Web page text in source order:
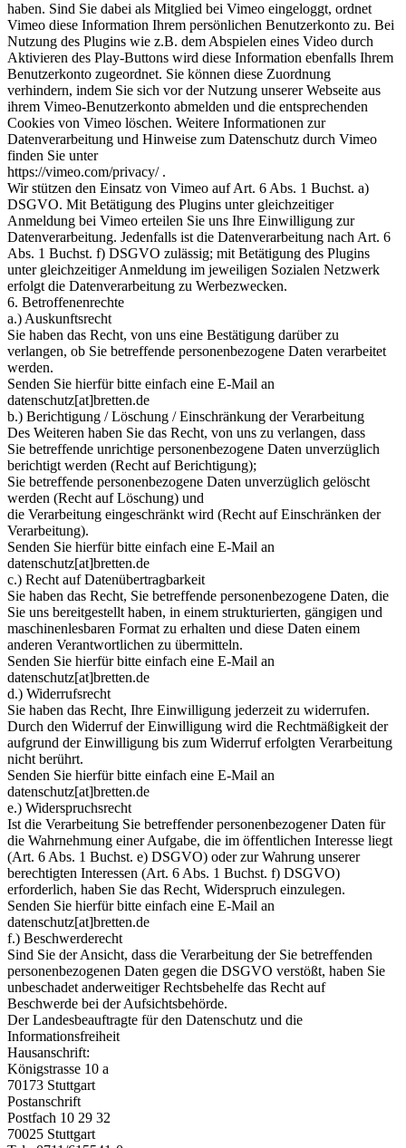
haben. Sind Sie dabei als Mitglied bei Vimeo eingeloggt, ordnet
Vimeo diese Information Ihrem persönlichen Benutzerkonto zu. Bei
Nutzung des Plugins wie z.B. dem Abspielen eines Video durch
Aktivieren des Play-Buttons wird diese Information ebenfalls Ihrem
Benutzerkonto zugeordnet. Sie können diese Zuordnung
verhindern, indem Sie sich vor der Nutzung unserer Webseite aus
ihrem Vimeo-Benutzerkonto abmelden und die entsprechenden
Cookies von Vimeo löschen. Weitere Informationen zur
Datenverarbeitung und Hinweise zum Datenschutz durch Vimeo
finden Sie unter
https://vimeo.com/privacy/ .
Wir stützen den Einsatz von Vimeo auf Art. 6 Abs. 1 Buchst. a)
DSGVO. Mit Betätigung des Plugins unter gleichzeitiger
Anmeldung bei Vimeo erteilen Sie uns Ihre Einwilligung zur
Datenverarbeitung. Jedenfalls ist die Datenverarbeitung nach Art. 6
Abs. 1 Buchst. f) DSGVO zulässig; mit Betätigung des Plugins
unter gleichzeitiger Anmeldung im jeweiligen Sozialen Netzwerk
erfolgt die Datenverarbeitung zu Werbezwecken.
6. Betroffenenrechte
a.) Auskunftsrecht
Sie haben das Recht, von uns eine Bestätigung darüber zu
verlangen, ob Sie betreffende personenbezogene Daten verarbeitet
werden.
Senden Sie hierfür bitte einfach eine E-Mail an
datenschutz[at]bretten.de
b.) Berichtigung / Löschung / Einschränkung der Verarbeitung
Des Weiteren haben Sie das Recht, von uns zu verlangen, dass
Sie betreffende unrichtige personenbezogene Daten unverzüglich
berichtigt werden (Recht auf Berichtigung);
Sie betreffende personenbezogene Daten unverzüglich gelöscht
werden (Recht auf Löschung) und
die Verarbeitung eingeschränkt wird (Recht auf Einschränken der
Verarbeitung).
Senden Sie hierfür bitte einfach eine E-Mail an
datenschutz[at]bretten.de
c.) Recht auf Datenübertragbarkeit
Sie haben das Recht, Sie betreffende personenbezogene Daten, die
Sie uns bereitgestellt haben, in einem strukturierten, gängigen und
maschinenlesbaren Format zu erhalten und diese Daten einem
anderen Verantwortlichen zu übermitteln.
Senden Sie hierfür bitte einfach eine E-Mail an
datenschutz[at]bretten.de
d.) Widerrufsrecht
Sie haben das Recht, Ihre Einwilligung jederzeit zu widerrufen.
Durch den Widerruf der Einwilligung wird die Rechtmäßigkeit der
aufgrund der Einwilligung bis zum Widerruf erfolgten Verarbeitung
nicht berührt.
Senden Sie hierfür bitte einfach eine E-Mail an
datenschutz[at]bretten.de
e.) Widerspruchsrecht
Ist die Verarbeitung Sie betreffender personenbezogener Daten für
die Wahrnehmung einer Aufgabe, die im öffentlichen Interesse liegt
(Art. 6 Abs. 1 Buchst. e) DSGVO) oder zur Wahrung unserer
berechtigten Interessen (Art. 6 Abs. 1 Buchst. f) DSGVO)
erforderlich, haben Sie das Recht, Widerspruch einzulegen.
Senden Sie hierfür bitte einfach eine E-Mail an
datenschutz[at]bretten.de
f.) Beschwerderecht
Sind Sie der Ansicht, dass die Verarbeitung der Sie betreffenden
personenbezogenen Daten gegen die DSGVO verstößt, haben Sie
unbeschadet anderweitiger Rechtsbehelfe das Recht auf
Beschwerde bei der Aufsichtsbehörde.
Der Landesbeauftragte für den Datenschutz und die
Informationsfreiheit
Hausanschrift:
Königstrasse 10 a
70173 Stuttgart
Postanschrift
Postfach 10 29 32
70025 Stuttgart